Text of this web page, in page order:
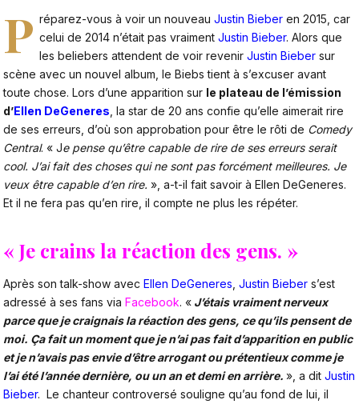
P réparez-vous à voir un nouveauJustin Bieber en 2015, car
celui de 2014 n’était pas vraimentJustin Bieber. Alors que
les beliebers attendent de voir revenirJustin Bieber sur
scène avec un nouvel album, le Biebs tient à s’excuser avant
toute chose. Lors d’une apparition sur le plateau de l’émission
d’Ellen DeGeneres , la star de 20 ans confie qu’elle aimerait rire
de ses erreurs, d’où son approbation pour être le rôti de Comedy
Central. « Je pense qu’être capable de rire de ses erreurs serait
cool. J’ai fait des choses qui ne sont pas forcément meilleures. Je
veux être capable d’en rire. », a-t-il fait savoir à Ellen DeGeneres.
Et il ne fera pas qu’en rire, il compte ne plus les répéter.
« Je crains la réaction des gens. »
Après son talk-show avec Ellen DeGeneres Justin Bieber s’est
adressé à ses fans via Facebook. « J’étais vraiment nerveux
parce que je craignais la réaction des gens, ce qu’ils pensent de
moi. Ça fait un moment que je n’ai pas fait d’apparition en public
et je n’avais pas envie d’être arrogant ou prétentieux comme je
l’ai été l’année dernière, ou un an et demi en arrière. », a dit Justin
Bieber. Le chanteur controversé souligne qu’au fond de lui, il